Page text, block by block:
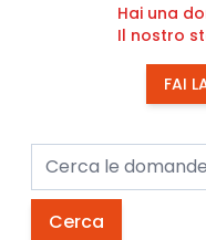
Hai una
Il nostro
FAI
Cerca